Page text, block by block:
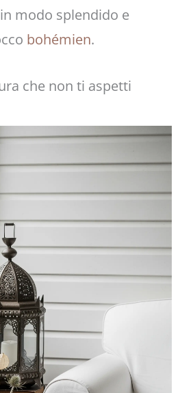
modo splendido e
bohémien.
che non ti aspetti